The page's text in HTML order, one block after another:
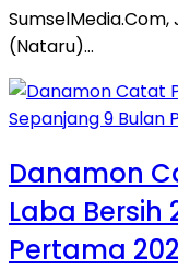
(Nataru)…
Danamon
Laba Bersih
Pertama